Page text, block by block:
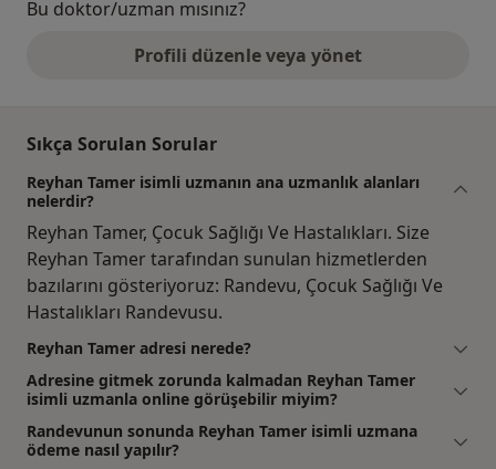
Bu doktor/uzman mısınız?
Profili düzenle veya yönet
Sıkça Sorulan Sorular
Reyhan Tamer isimli uzmanın ana uzmanlık alanları
nelerdir?
Reyhan Tamer, Çocuk Sağlığı Ve Hastalıkları. Size
Reyhan Tamer tarafından sunulan hizmetlerden
bazılarını gösteriyoruz: Randevu, Çocuk Sağlığı Ve
Hastalıkları Randevusu.
Reyhan Tamer adresi nerede?
Adresine gitmek zorunda kalmadan Reyhan Tamer
isimli uzmanla online görüşebilir miyim?
Randevunun sonunda Reyhan Tamer isimli uzmana
ödeme nasıl yapılır?